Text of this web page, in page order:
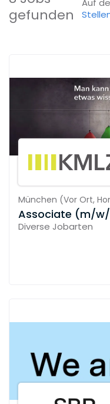
gefunden
Auf
München (Vor Ort,
Associate (m/
Diverse Jobarten